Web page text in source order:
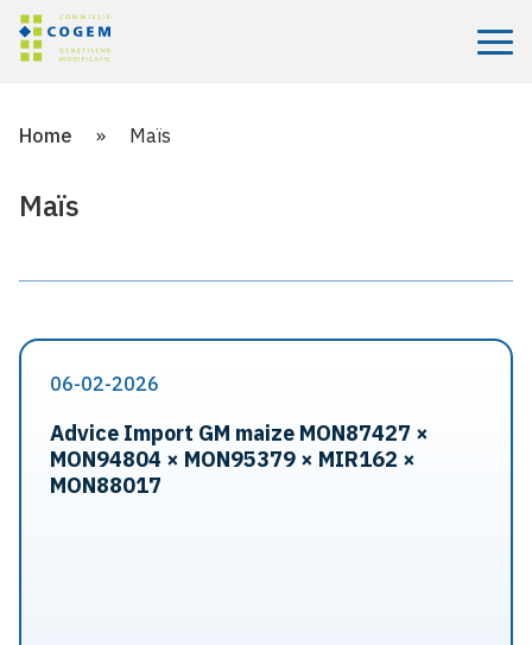
Menu
Home » Maïs
Maïs
06-02-2026
Advice Import GM maize MON87427 ×
MON94804 × MON95379 × MIR162 ×
MON88017